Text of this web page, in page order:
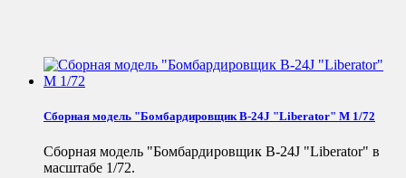
Сборная модель "Бомбардировщик B-24J "Liberator" М 1/72
Сборная модель "Бомбардировщик B-24J "Liberator" в
масштабе 1/72.